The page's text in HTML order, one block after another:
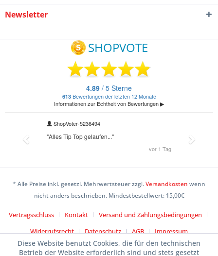
Newsletter
* Alle Preise inkl. gesetzl. Mehrwertsteuer zzgl.Versandkosten wenn
nicht anders beschrieben. Mindestbestellwert: 15,00€
Vertragsschluss Kontakt
Versand und Zahlungsbedingungen
Widerrufsrecht
Datenschutz AGB Impressum
Diese Website benutzt Cookies, die für den technischen
Betrieb der Website erforderlich sind und stets gesetzt